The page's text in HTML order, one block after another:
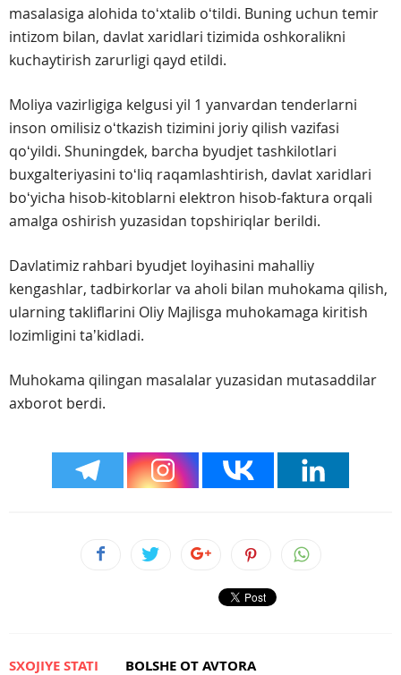
masalasiga alohida toʻxtalib oʻtildi. Buning uchun temir
intizom bilan, davlat xaridlari tizimida oshkoralikni
kuchaytirish zarurligi qayd etildi.
Moliya vazirligiga kelgusi yil 1 yanvardan tenderlarni
inson omilisiz oʻtkazish tizimini joriy qilish vazifasi
qoʻyildi. Shuningdek, barcha byudjet tashkilotlari
buxgalteriyasini toʻliq raqamlashtirish, davlat xaridlari
boʻyicha hisob-kitoblarni elektron hisob-faktura orqali
amalga oshirish yuzasidan topshiriqlar berildi.
Davlatimiz rahbari byudjet loyihasini mahalliy
kengashlar, tadbirkorlar va aholi bilan muhokama qilish,
ularning takliflarini Oliy Majlisga muhokamaga kiritish
lozimligini taʼkidladi.
Muhokama qilingan masalalar yuzasidan mutasaddilar
axborot berdi.
SXOJIYE STATI BOLSHE OT AVTORA